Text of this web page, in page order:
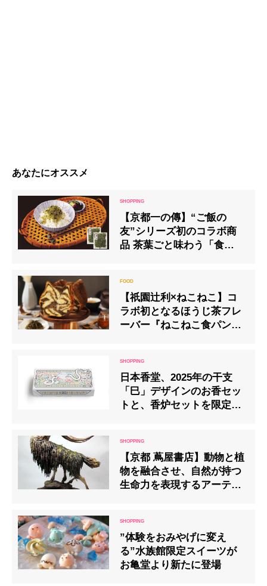
あなたにオススメ
【京都一の傳】“ご飯の
友”シリーズ初のコラボ商
品 茶葉ごと味わう「食べる
【祇園辻利×ねこねこ】コ
ラボ初となるほうじ茶フレ
ーバー『ねこねこ食パン ほ
日本香堂、2025年の干支
「巳」デザインのお香セッ
トと、香炉セットを限定発
【京都 蔦屋書店】動物と植
物を融合させ、自然が持つ
生命力を表現するアーティ
”体験をおみやげに変え
る”水族館限定スイーツが
お亀堂より新たに登場